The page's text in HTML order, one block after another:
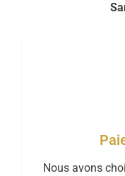
Nous avons